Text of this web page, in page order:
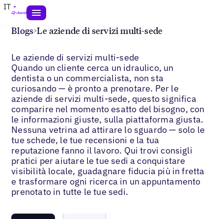
IT
Blogs>Le aziende di servizi multi-sede
Le aziende di servizi multi-sede
Quando un cliente cerca un idraulico, un
dentista o un commercialista, non sta
curiosando — è pronto a prenotare. Per le
aziende di servizi multi-sede, questo significa
comparire nel momento esatto del bisogno, con
le informazioni giuste, sulla piattaforma giusta.
Nessuna vetrina ad attirare lo sguardo — solo le
tue schede, le tue recensioni e la tua
reputazione fanno il lavoro. Qui trovi consigli
pratici per aiutare le tue sedi a conquistare
visibilità locale, guadagnare fiducia più in fretta
e trasformare ogni ricerca in un appuntamento
prenotato in tutte le tue sedi.